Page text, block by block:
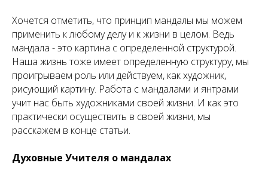
Хочется отметить, что принцип мандалы мы можем
применить к любому делу и к жизни в целом. Ведь
мандала - это картина с определенной структурой.
Наша жизнь тоже имеет определенную структуру, мы
проигрываем роль или действуем, как художник,
рисующий картину. Работа с мандалами и янтрами
учит нас быть художниками своей жизни. И как это
практически осуществить в своей жизни, мы
расскажем в конце статьи.
Духовные Учителя о мандалах